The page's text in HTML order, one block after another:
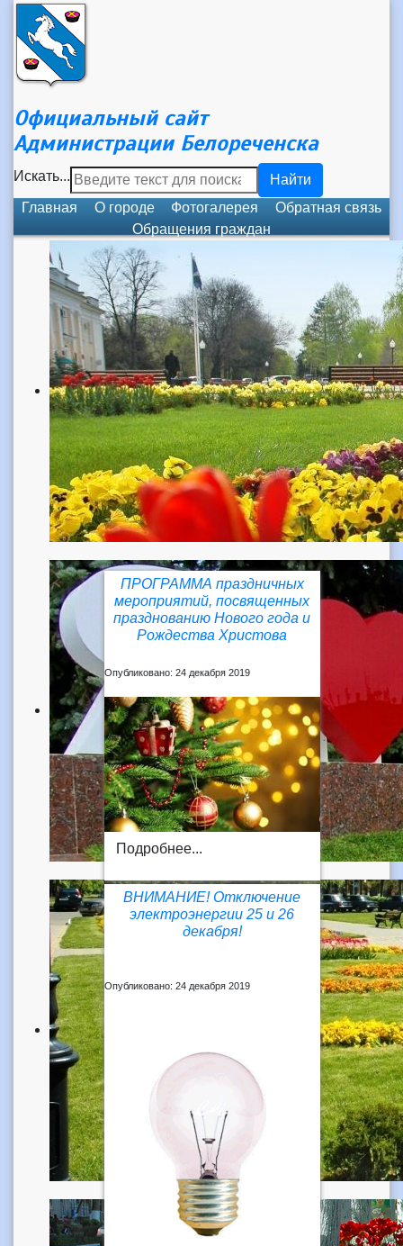
Официальный сайт
Администрации Белореченска
Искать...
Найти
Главная
О городе Фотогалерея
Обратная связь
Обращения граждан
ПРОГРАММА праздничных
мероприятий, посвященных
празднованию Нового года и
Рождества Христова
Опубликовано: 24 декабря 2019
Подробнее...
ВНИМАНИЕ! Отключение
электроэнергии 25 и 26
декабря!
Опубликовано: 24 декабря 2019